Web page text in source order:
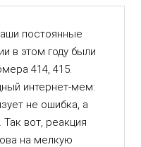
постоянные
в этом году были
414, 415.
интернет-мем:
не ошибка, а
вот, реакция
на мелкую